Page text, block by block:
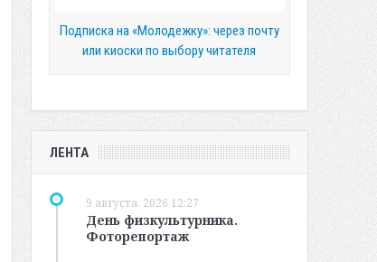
Подписка на «Молодежку»: через почту
или киоски по выбору читателя
ЛЕНТА
9 августа, 2026 12:27
День физкультурника.
Фоторепортаж